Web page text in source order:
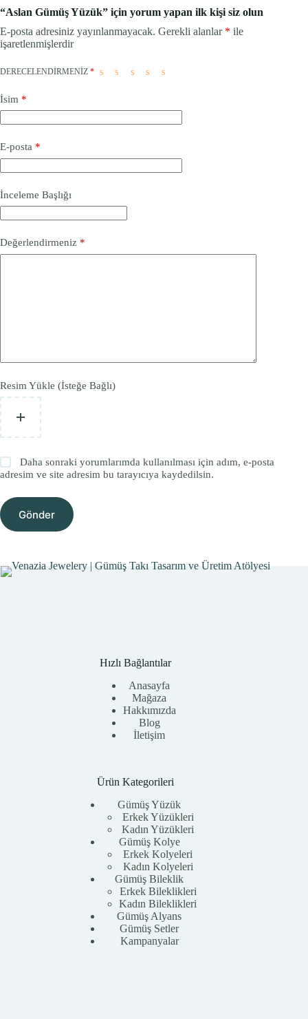
“Aslan Gümüş Yüzük” için yorum yapan ilk kişi siz olun
E-posta adresiniz yayınlanmayacak. Gerekli alanlar * ile
işaretlenmişlerdir
DERECELENDIRMENIZ *
İsim *
E-posta *
İnceleme Başlığı
Değerlendirmeniz *
Resim Yükle (İsteğe Bağlı)
Daha sonraki yorumlarımda kullanılması için adım, e-posta
adresim ve site adresim bu tarayıcıya kaydedilsin.
Gönder
Hızlı Bağlantılar
Anasayfa
Mağaza
Hakkımızda
Blog
İletişim
Ürün Kategorileri
Gümüş Yüzük
Erkek Yüzükleri
Kadın Yüzükleri
Gümüş Kolye
Erkek Kolyeleri
Kadın Kolyeleri
Gümüş Bileklik
Erkek Bileklikleri
Kadın Bileklikleri
Gümüş Alyans
Gümüş Setler
Kampanyalar